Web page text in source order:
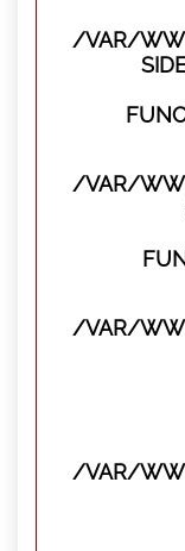
/VAR/
/VAR/
/VAR/
/VAR/